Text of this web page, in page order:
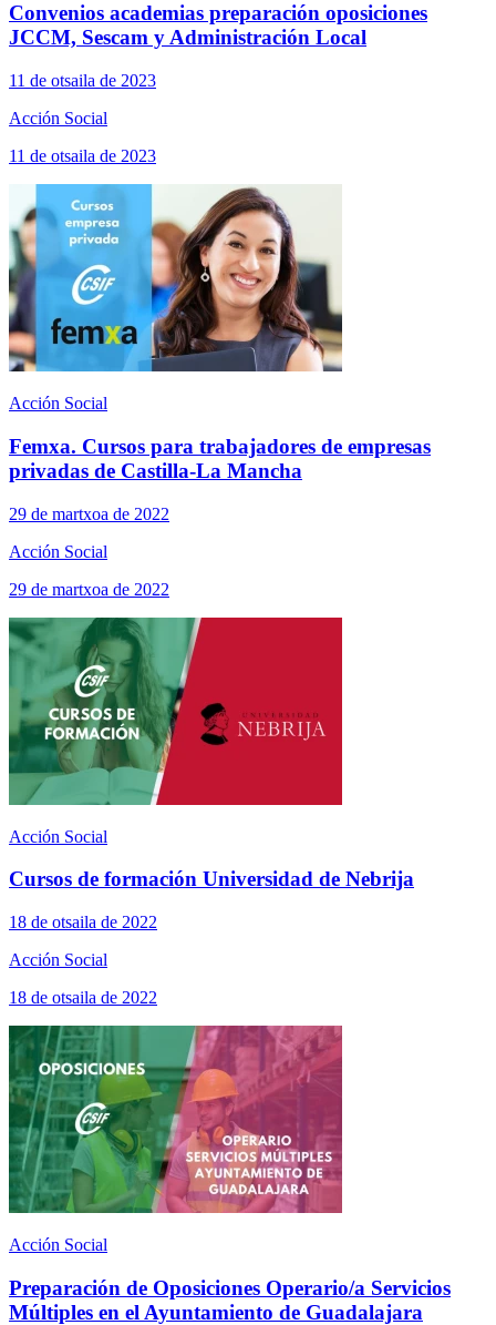
Convenios academias preparación oposiciones
JCCM, Sescam y Administración Local
11 de otsaila de 2023
Acción Social
11 de otsaila de 2023
Acción Social
Femxa. Cursos para trabajadores de empresas
privadas de Castilla-La Mancha
29 de martxoa de 2022
Acción Social
29 de martxoa de 2022
Acción Social
Cursos de formación Universidad de Nebrija
18 de otsaila de 2022
Acción Social
18 de otsaila de 2022
Acción Social
Preparación de Oposiciones Operario/a Servicios
Múltiples en el Ayuntamiento de Guadalajara​